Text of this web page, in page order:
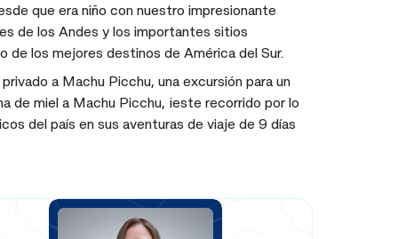
que era niño con nuestro impresionante
de los Andes y los importantes sitios
de los mejores destinos de América del Sur.
a Machu Picchu, una excursión para un
de miel a Machu Picchu, ¡este recorrido por lo
del país en sus aventuras de viaje de 9 días